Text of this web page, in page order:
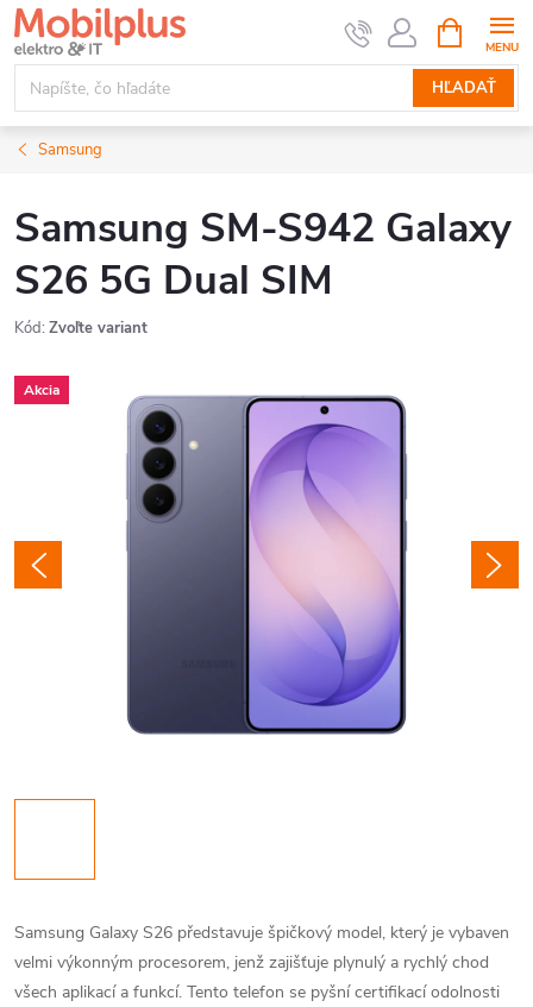
Prejsť
na
obsah
HĽADAŤ
KOŠÍK
Samsung
Samsung SM-S942 Galaxy
S26 5G Dual SIM
Kód: Zvoľte variant
Akcia
Samsung Galaxy S26 představuje špičkový model, který je vybaven
velmi výkonným procesorem, jenž zajišťuje plynulý a rychlý chod
všech aplikací a funkcí. Tento telefon se pyšní certifikací odolnosti